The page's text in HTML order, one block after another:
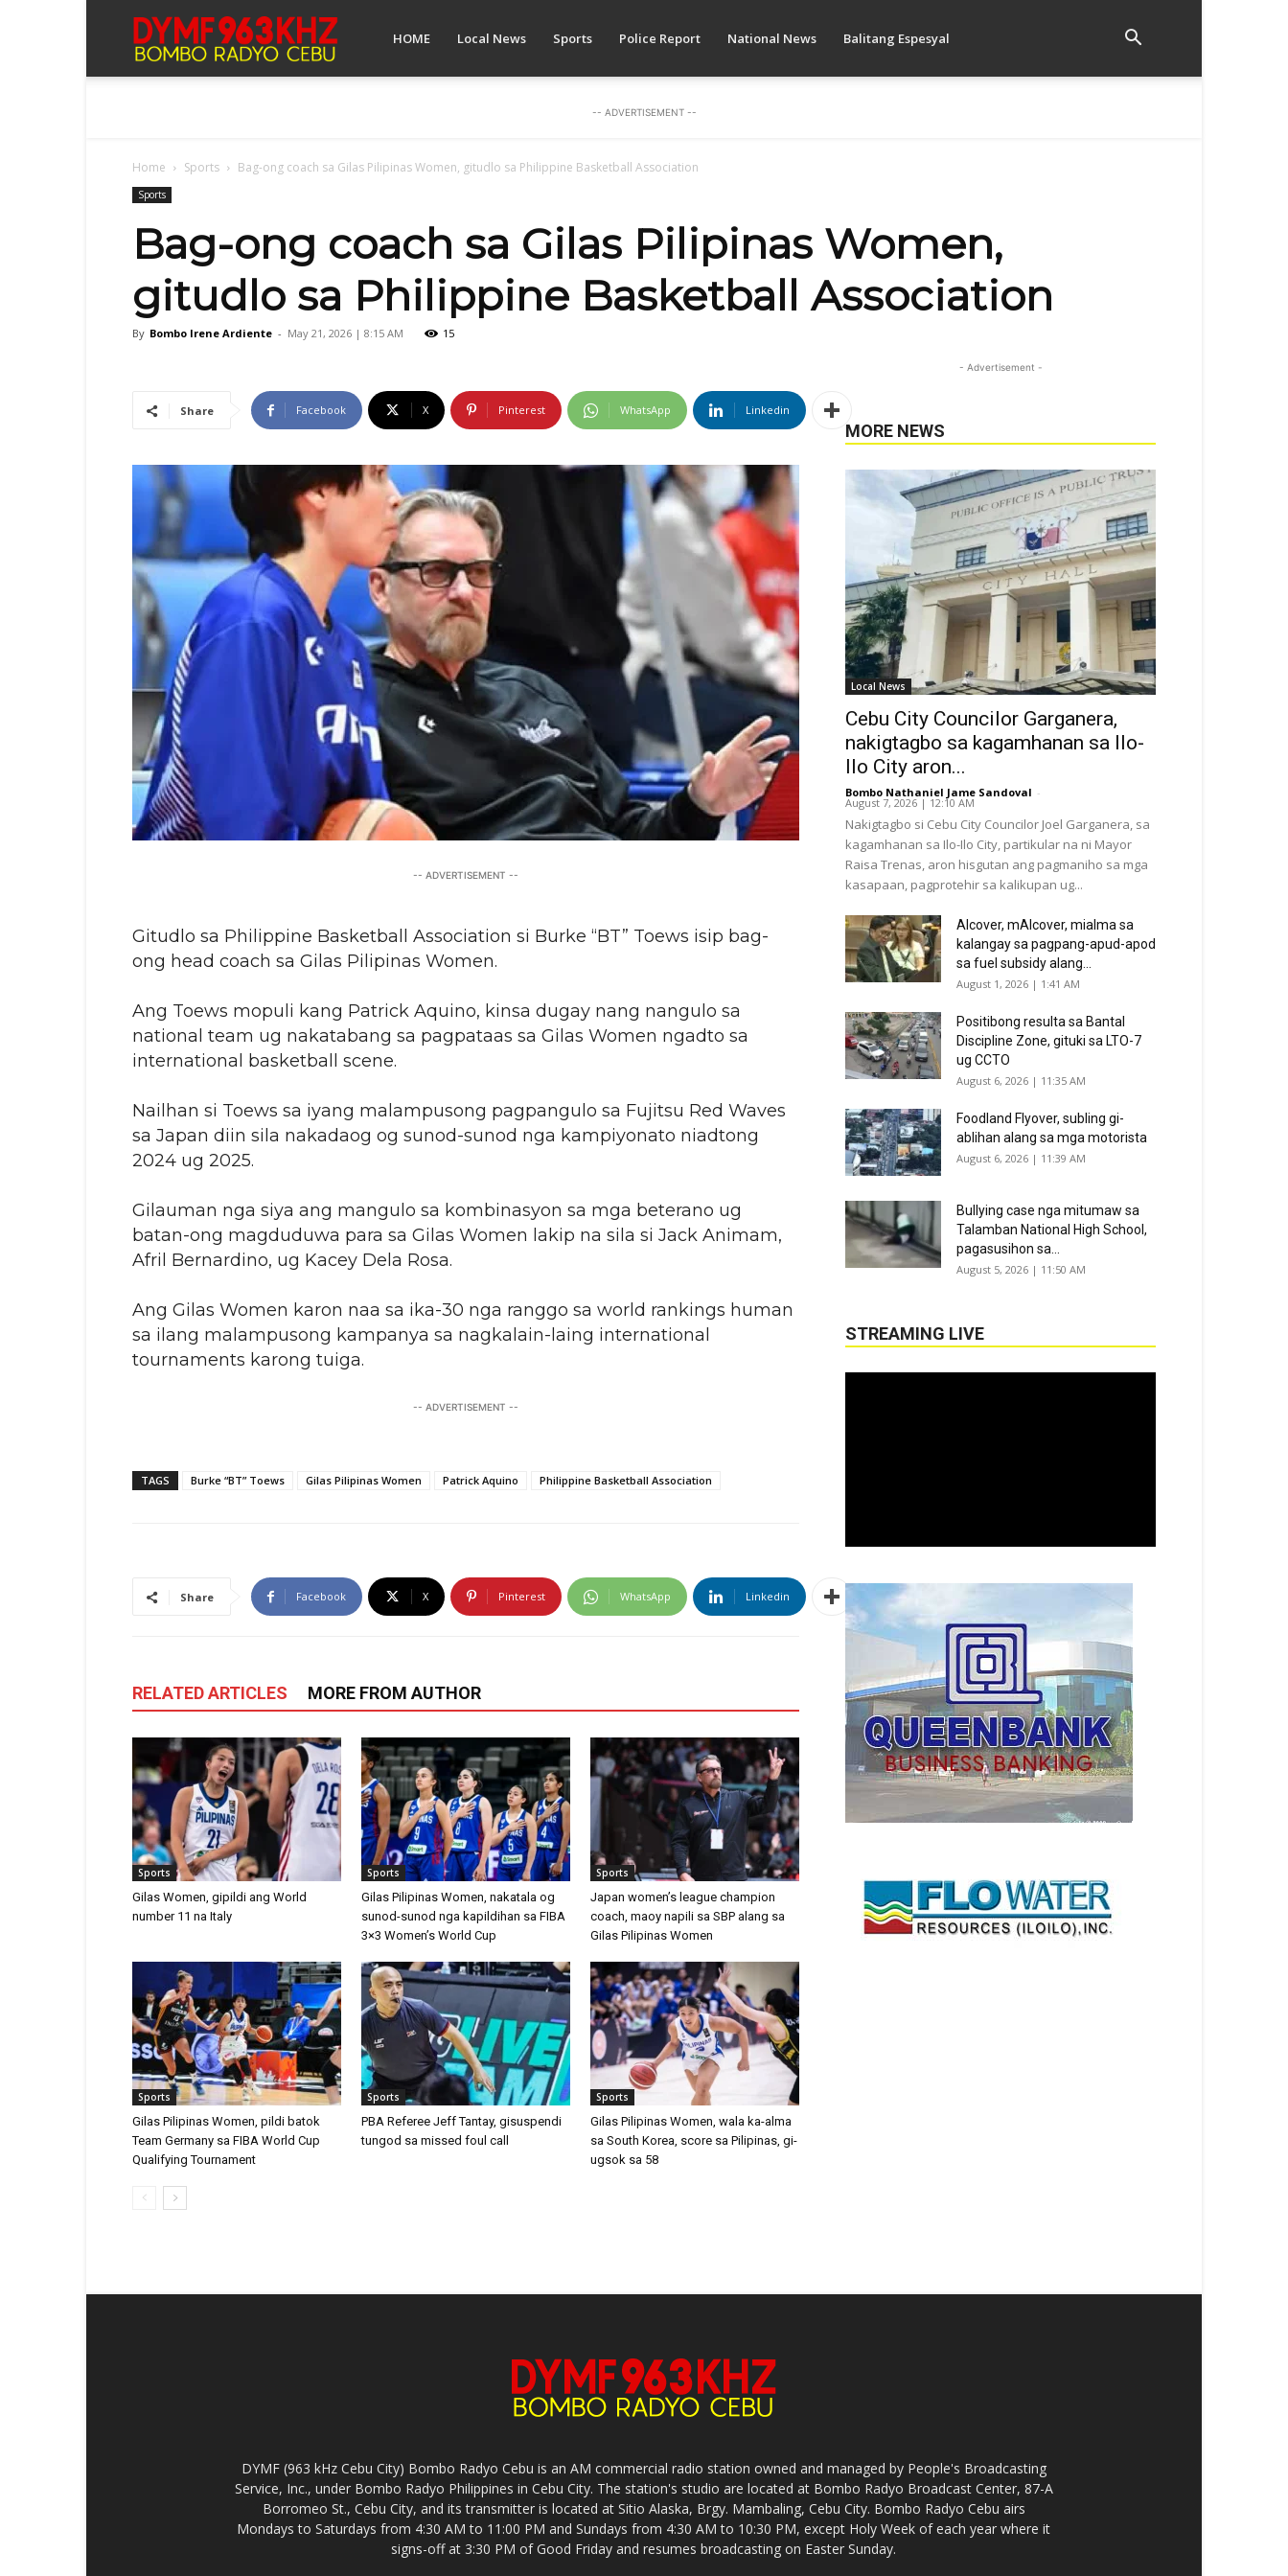
HOME Local News Sports Police Report National News Balitang Espesyal
-- ADVERTISEMENT --
Home Sports Bag-ong coach sa Gilas Pilipinas Women, gitudlo sa Philippine Basketball Association
Sports
Bag-ong coach sa Gilas Pilipinas Women,
gitudlo sa Philippine Basketball Association
By Bombo Irene Ardiente - May 21, 2026 | 8:15 AM 15
Share Facebook X Pinterest WhatsApp Linkedin
-- ADVERTISEMENT --
Gitudlo sa Philippine Basketball Association si Burke “BT” Toews isip bag-
ong head coach sa Gilas Pilipinas Women.
Ang Toews mopuli kang Patrick Aquino, kinsa dugay nang nangulo sa
national team ug nakatabang sa pagpataas sa Gilas Women ngadto sa
international basketball scene.
Nailhan si Toews sa iyang malampusong pagpangulo sa Fujitsu Red Waves
sa Japan diin sila nakadaog og sunod-sunod nga kampiyonato niadtong
2024 ug 2025.
Gilauman nga siya ang mangulo sa kombinasyon sa mga beterano ug
batan-ong magduduwa para sa Gilas Women lakip na sila si Jack Animam,
Afril Bernardino, ug Kacey Dela Rosa.
Ang Gilas Women karon naa sa ika-30 nga ranggo sa world rankings human
sa ilang malampusong kampanya sa nagkalain-laing international
tournaments karong tuiga.
-- ADVERTISEMENT --
TAGS Burke “BT” Toews Gilas Pilipinas Women Patrick Aquino Philippine Basketball Association
Share Facebook X Pinterest WhatsApp Linkedin
RELATED ARTICLES MORE FROM AUTHOR
Sports
Gilas Women, gipildi ang World
number 11 na Italy
Sports
Gilas Pilipinas Women, nakatala og
sunod-sunod nga kapildihan sa FIBA
3×3 Women’s World Cup
Sports
Japan women’s league champion
coach, maoy napili sa SBP alang sa
Gilas Pilipinas Women
Sports
Gilas Pilipinas Women, pildi batok
Team Germany sa FIBA World Cup
Qualifying Tournament
Sports
PBA Referee Jeff Tantay, gisuspendi
tungod sa missed foul call
Sports
Gilas Pilipinas Women, wala ka-alma
sa South Korea, score sa Pilipinas, gi-
ugsok sa 58
- Advertisement -
MORE NEWS
Local News
Cebu City Councilor Garganera,
nakigtagbo sa kagamhanan sa Ilo-
Ilo City aron...
Bombo Nathaniel Jame Sandoval -
August 7, 2026 | 12:10 AM
Nakigtagbo si Cebu City Councilor Joel Garganera, sa
kagamhanan sa Ilo-Ilo City, partikular na ni Mayor
Raisa Trenas, aron hisgutan ang pagmaniho sa mga
kasapaan, pagprotehir sa kalikupan ug...
Alcover, mAlcover, mialma sa
kalangay sa pagpang-apud-apod
sa fuel subsidy alang...
August 1, 2026 | 1:41 AM
Positibong resulta sa Bantal
Discipline Zone, gituki sa LTO-7
ug CCTO
August 6, 2026 | 11:35 AM
Foodland Flyover, subling gi-
ablihan alang sa mga motorista
August 6, 2026 | 11:39 AM
Bullying case nga mitumaw sa
Talamban National High School,
pagasusihon sa...
August 5, 2026 | 11:50 AM
STREAMING LIVE
DYMF (963 kHz Cebu City) Bombo Radyo Cebu is an AM commercial radio station owned and managed by People's Broadcasting
Service, Inc., under Bombo Radyo Philippines in Cebu City. The station's studio are located at Bombo Radyo Broadcast Center, 87-A
Borromeo St., Cebu City, and its transmitter is located at Sitio Alaska, Brgy. Mambaling, Cebu City. Bombo Radyo Cebu airs
Mondays to Saturdays from 4:30 AM to 11:00 PM and Sundays from 4:30 AM to 10:30 PM, except Holy Week of each year where it
signs-off at 3:30 PM of Good Friday and resumes broadcasting on Easter Sunday.